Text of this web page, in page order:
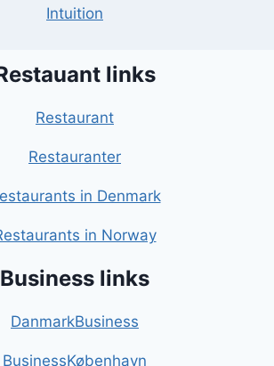
Intuition
links
Restaurant
Restauranter
in Denmark
in Norway
Business links
DanmarkBusiness
BusinessKøbenhavn